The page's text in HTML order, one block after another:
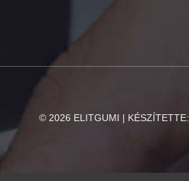
© 2026 ELITGUMI | KÉSZÍTETTE: